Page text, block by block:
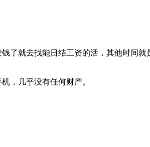
了就去找能日结工资的活，其他时间
，几乎没有任何财产。